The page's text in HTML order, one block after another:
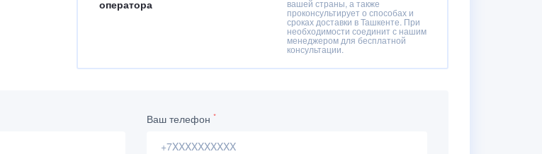
оператора
вашей страны, а также
проконсультирует о способах и
сроках доставки в Ташкенте. При
необходимости соединит с нашим
менеджером для бесплатной
консультации.
Ваш телефон *